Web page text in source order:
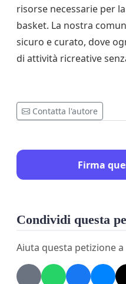
risorse necessarie per
basket. La nostra
sicuro e curato, dove
di attività ricreative
Contatta l'autore
Firma
Condividi questa
Aiuta questa petizione